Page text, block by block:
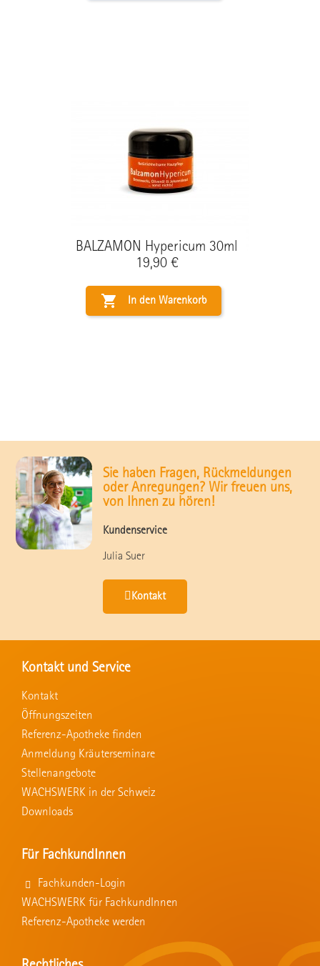
BALZAMON Hypericum 30ml
Preis
19,90 €
 In den Warenkorb
Sie haben Fragen, Rückmeldungen
oder Anregungen? Wir freuen uns,
von Ihnen zu hören!
Kundenservice
Julia Suer
Kontakt
Kontakt und Service
Kontakt
Öffnungszeiten
Referenz-Apotheke finden
Anmeldung Kräuterseminare
Stellenangebote
WACHSWERK in der Schweiz
Downloads
Für FachkundInnen
Fachkunden-Login
WACHSWERK für FachkundInnen
Referenz-Apotheke werden